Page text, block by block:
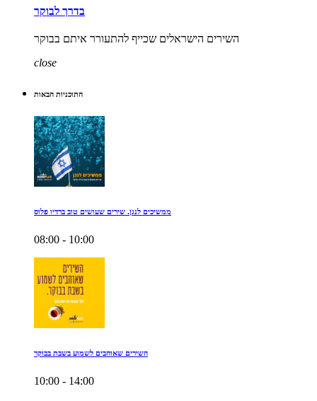
בדרך לבוקר
השירים הישראלים שכייף להתעורר איתם בבוקר
close
התוכניות הבאות
ממשיכים לנגן. שירים שעושים טוב ברדיו פלוס
08:00 - 10:00
השירים שאוהבים לשמוע בשבת בבוקר
10:00 - 14:00